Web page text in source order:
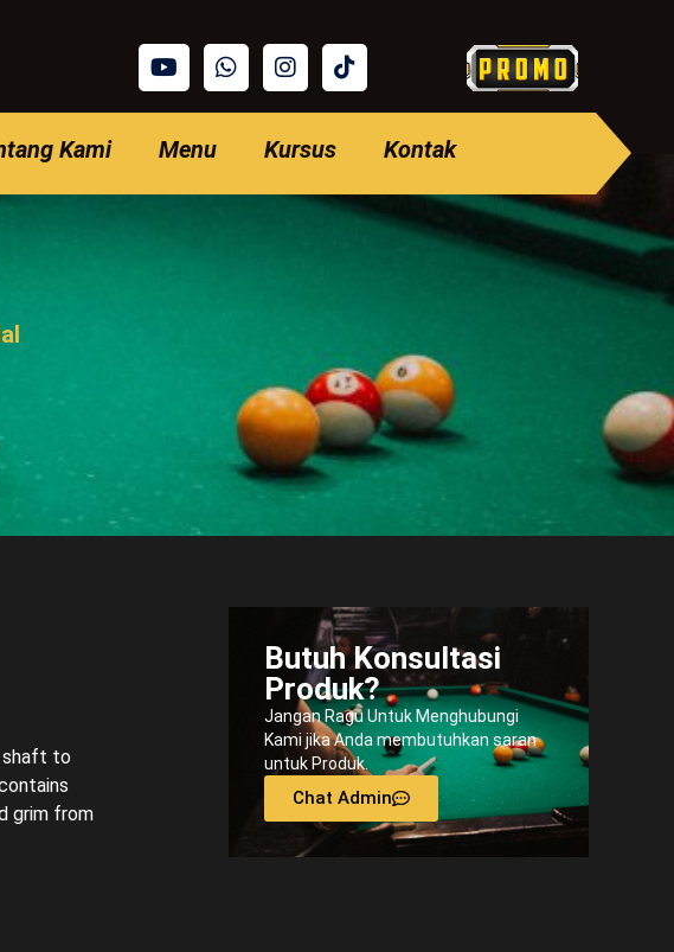
Kami Menu Kursus Kontak
shaft to
grim from
Butuh Konsultasi
Produk?
Jangan Ragu Untuk Menghubungi
Kami jika Anda membutuhkan saran
untuk Produk.
Chat Admin